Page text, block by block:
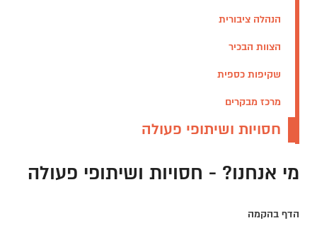
הנהלה ציבורית
הצוות הבכיר
שקיפות כספית
מרכז מבקרים
חסויות ושיתופי פעולה
מי אנחנו? - חסויות ושיתופי פעולה
הדף בהקמה